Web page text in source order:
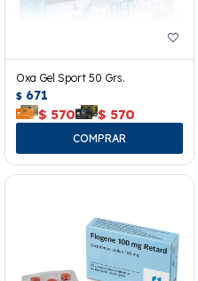
Oxa Gel Sport 50 Grs.
$ 671
$ 570 $ 570